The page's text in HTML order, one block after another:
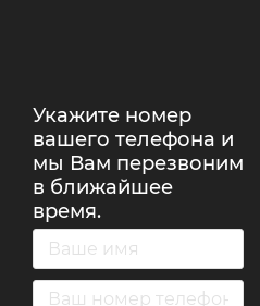
Укажите номер
вашего телефона и
мы Вам перезвоним
в ближайшее
время.